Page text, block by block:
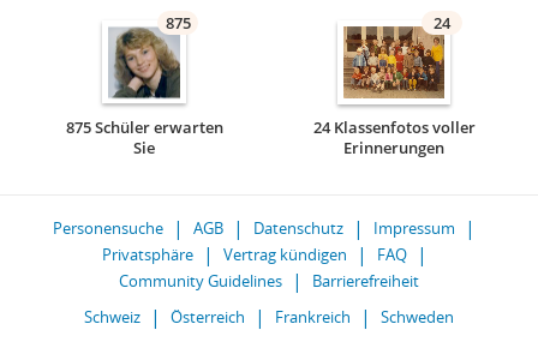
875
875 Schüler erwarten
Sie
24
24 Klassenfotos voller
Erinnerungen
Personensuche AGB Datenschutz
Impressum
Privatsphäre
Vertrag kündigen
FAQ
Community Guidelines
Barrierefreiheit
Schweiz
Österreich Frankreich Schweden